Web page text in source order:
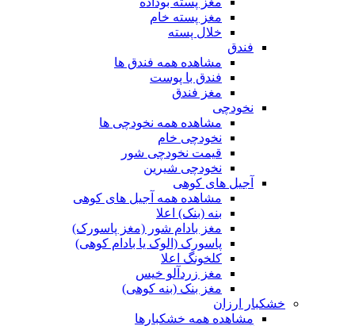
مغز پسته خام
خلال پسته
فندق
مشاهده همه فندق ها
فندق با پوست
مغز فندق
نخودچی
مشاهده همه نخودچی ها
نخودچی خام
قیمت نخودچی شور
نخودچی شیرین
آجیل های کوهی
مشاهده همه آجیل های کوهی
بنه (بنک) اعلا
مغز بادام شور (مغز پاسورک)
پاسورک (الوک یا بادام کوهی)
کلخونگ اعلا
مغز زردآلو خیس
مغز بنک (بنه کوهی)
خشکبار ارزان
مشاهده همه خشکبارها